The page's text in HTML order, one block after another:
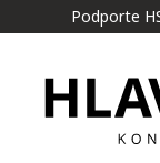
Podporte